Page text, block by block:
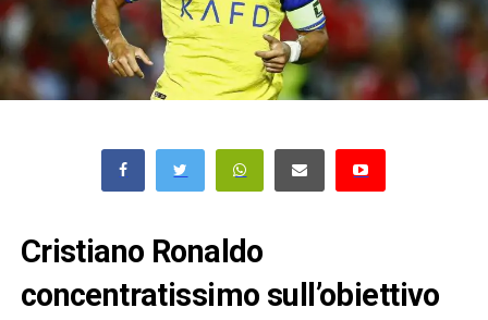
Cristiano Ronaldo
concentratissimo sull’obiettivo